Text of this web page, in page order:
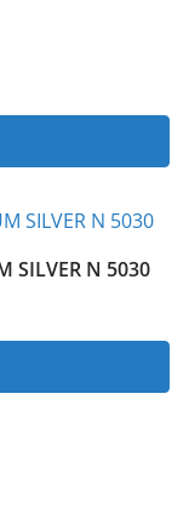
SILVER N 5030